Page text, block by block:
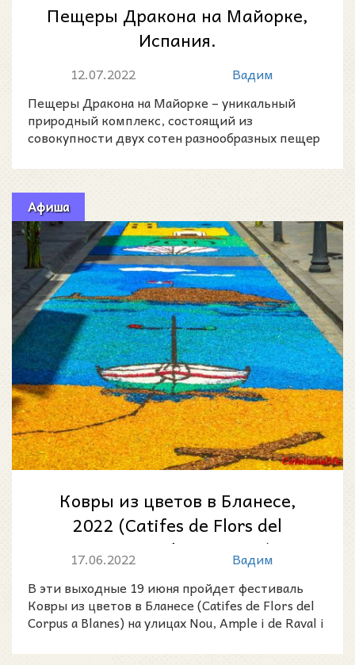
Пещеры Дракона на Майорке,
Испания.
12.07.2022
Вадим
Пещеры Дракона на Майорке – уникальный
природный комплекс, состоящий из
совокупности двух сотен разнообразных пещер
Афиша
Ковры из цветов в Бланесе,
2022 (Catifes de Flors del
Corpus a Blanes, 2022)
17.06.2022
Вадим
В эти выходные 19 июня пройдет фестиваль
Ковры из цветов в Бланесе (Catifes de Flors del
Corpus a Blanes) на улицах Nou, Ample i de Raval i